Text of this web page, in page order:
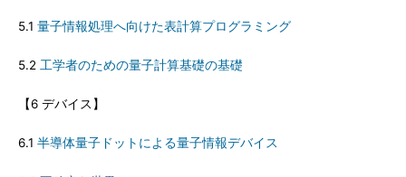
5.1 量子情報処理へ向けた表計算プログラミング
5.2 工学者のための量子計算基礎の基礎
【6 デバイス】
6.1 半導体量子ドットによる量子情報デバイス